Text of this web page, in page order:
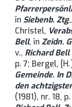
în Siebenb. Ztg.
Christel,
Bell, în Zeidn.
v., Richard Bell
p. 7; Bergel,
Gemeinde. In
den
(1981), nr. 18,